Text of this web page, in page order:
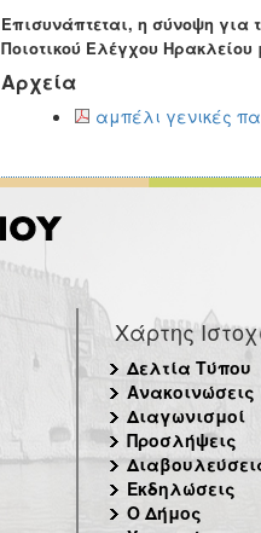
Επισυνάπτεται, η σύνοψη για
Ποιοτικού Ελέγχου
Αρχεία
αμπέλι γενικές
Χάρτης
Δελτία Τύπου
Ανακοινώσεις
Διαγωνισμοί
Προσλήψεις
Εκδηλώσεις
Ο Δήμος